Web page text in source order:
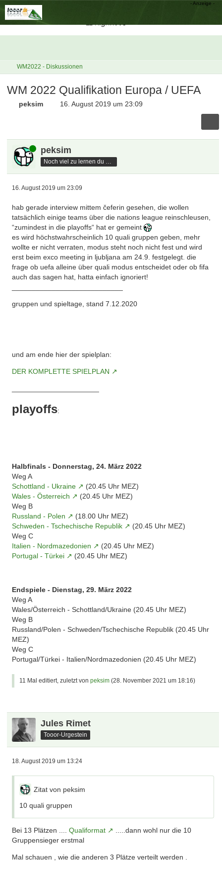
WM2022 - Diskussionen
WM 2022 Qualifikation Europa / UEFA
peksim 16. August 2019 um 23:09
Online peksim
16. August 2019 um 23:09
hab gerade interview mittem čeferin gesehen, die wollen
tatsächlich einige teams über die nations league reinschleusen,
“zumindest in die playoffs“ hat er gemeint
es wird höchstwahrscheinlich 10 quali gruppen geben, mehr
wollte er nicht verraten, modus steht noch nicht fest und wird
erst beim exco meeting in ljubljana am 24.9. festgelegt. die
frage ob uefa alleine über quali modus entscheidet oder ob fifa
auch das sagen hat, hatta einfach ignoriert!
gruppen und spieltage, stand 7.12.2020
und am ende hier der spielplan:
DER KOMPLETTE SPIELPLAN
playoffs:
Halbfinals - Donnerstag, 24. März 2022
Weg A
Schottland - Ukraine
(20.45 Uhr MEZ)
Wales - Österreich
(20.45 Uhr MEZ)
Weg B
Russland - Polen
(18.00 Uhr MEZ)
Schweden - Tschechische Republik
(20.45 Uhr MEZ)
Weg C
Italien - Nordmazedonien
(20.45 Uhr MEZ)
Portugal - Türkei
(20.45 Uhr MEZ)
Endspiele - Dienstag, 29. März 2022
Weg A
Wales/Österreich - Schottland/Ukraine (20.45 Uhr MEZ)
Weg B
Russland/Polen - Schweden/Tschechische Republik (20.45 Uhr
MEZ)
Weg C
Portugal/Türkei - Italien/Nordmazedonien (20.45 Uhr MEZ)
11 Mal editiert, zuletzt vonpeksim (28. November 2021 um 18:16)
Jules Rimet
Tooor-Urgestein
18. August 2019 um 13:24
Zitat von peksim
10 quali gruppen
Bei 13 Plätzen ....Qualiformat
.....dann wohl nur die 10
Gruppensieger erstmal
Mal schauen , wie die anderen 3 Plätze verteilt werden .